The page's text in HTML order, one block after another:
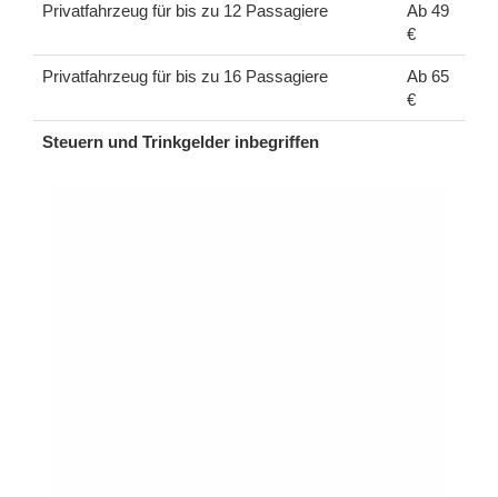
Privatfahrzeug für bis zu 12 Passagiere
Ab 49
€
Privatfahrzeug für bis zu 16 Passagiere
Ab 65
€
Steuern und Trinkgelder inbegriffen